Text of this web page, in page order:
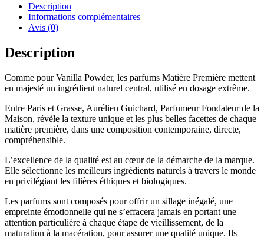
Description
Informations complémentaires
Avis (0)
Description
Comme pour Vanilla Powder, les parfums Matière Première mettent
en majesté un ingrédient naturel central, utilisé en dosage extrême.
Entre Paris et Grasse, Aurélien Guichard, Parfumeur Fondateur de la
Maison, révèle la texture unique et les plus belles facettes de chaque
matière première, dans une composition contemporaine, directe,
compréhensible.
L’excellence de la qualité est au cœur de la démarche de la marque.
Elle sélectionne les meilleurs ingrédients naturels à travers le monde
en privilégiant les filières éthiques et biologiques.
Les parfums sont composés pour offrir un sillage inégalé, une
empreinte émotionnelle qui ne s’effacera jamais en portant une
attention particulière à chaque étape de vieillissement, de la
maturation à la macération, pour assurer une qualité unique. Ils